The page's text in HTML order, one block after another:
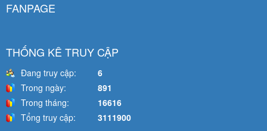
FANPAGE
THỐNG KÊ TRUY CẬP
Đang truy cập:
6
Trong ngày:
891
Trong tháng:
16616
Tổng truy cập:
3111900